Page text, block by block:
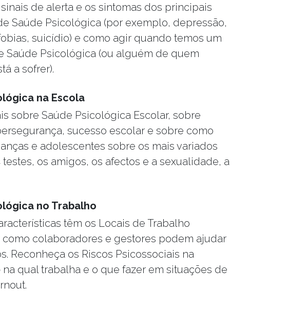
de alerta e os sintomas dos principais
Saúde Psicológica (por exemplo, depressão,
suicídio) e como agir quando temos um
Saúde Psicológica (ou alguém de quem
a sofrer).
na Escola
sobre Saúde Psicológica Escolar, sobre
sucesso escolar e sobre como
e adolescentes sobre os mais variados
testes, os amigos, os afectos e a sexualidade, a
no Trabalho
têm os Locais de Trabalho
como colaboradores e gestores podem ajudar
Reconheça os Riscos Psicossociais na
qual trabalha e o que fazer em situações de